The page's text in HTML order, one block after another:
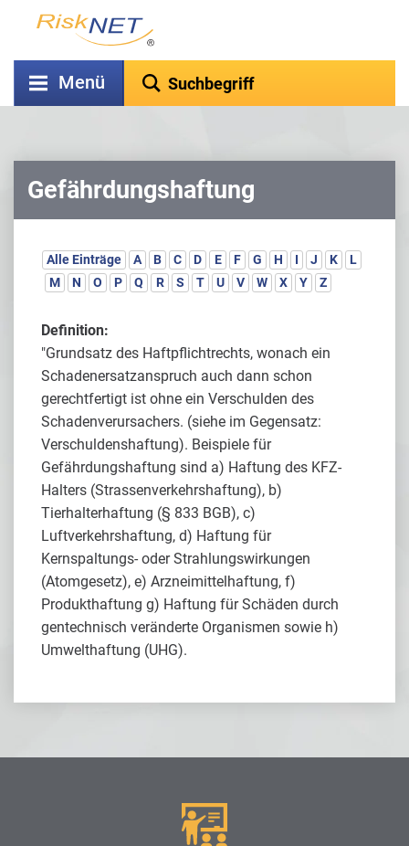
Menü
Gefährdungshaftung
Alle Einträge A B C D E F G H I J K
L
M
N O P Q R S T U V W X Y Z
Definition:
"Grundsatz des Haftpflichtrechts, wonach ein
Schadenersatzanspruch auch dann schon
gerechtfertigt ist ohne ein Verschulden des
Schadenverursachers. (siehe im Gegensatz:
Verschuldenshaftung). Beispiele für
Gefährdungshaftung sind a) Haftung des KFZ-
Halters (Strassenverkehrshaftung), b)
Tierhalterhaftung (§ 833 BGB), c)
Luftverkehrshaftung, d) Haftung für
Kernspaltungs- oder Strahlungswirkungen
(Atomgesetz), e) Arzneimittelhaftung, f)
Produkthaftung g) Haftung für Schäden durch
gentechnisch veränderte Organismen sowie h)
Umwelthaftung (UHG).